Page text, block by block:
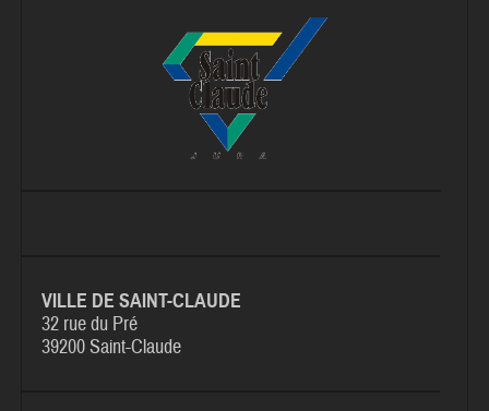
VILLE DE SAINT-CLAUDE
32 rue du Pré
39200 Saint-Claude